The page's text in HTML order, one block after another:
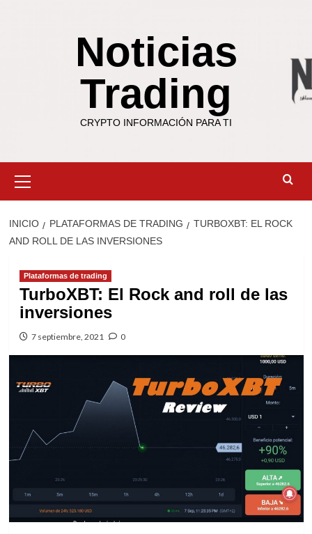
Noticias
Trading
CRYPTO INFORMACIÓN PARA TI
primario
INICIO PLATAFORMAS DE TRADING
TURBOXBT: EL ROCK
AND ROLL DE LAS INVERSIONES
Plataformas de trading
TurboXBT: El Rock and roll de las
inversiones
7 septiembre, 2021 0